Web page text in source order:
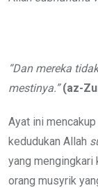
“Dan mereka
mestinya.” (az-
Ayat ini
kedudukan Allah
yang mengingkari
orang musyrik